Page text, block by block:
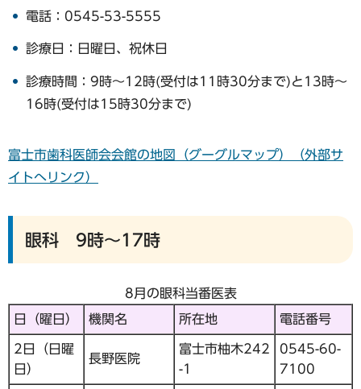
電話：0545-53-5555
診療日：日曜日、祝休日
診療時間：9時～12時(受付は11時30分まで)と13時～
16時(受付は15時30分まで)
富士市歯科医師会会館の地図（グーグルマップ）（外部サ
イトへリンク）
眼科 9時～17時
8月の眼科当番医表
日（曜日）
機関名 所在地 電話番号
2日（日曜
日）
長野医院
富士市柚木242
-1
0545-60-
7100